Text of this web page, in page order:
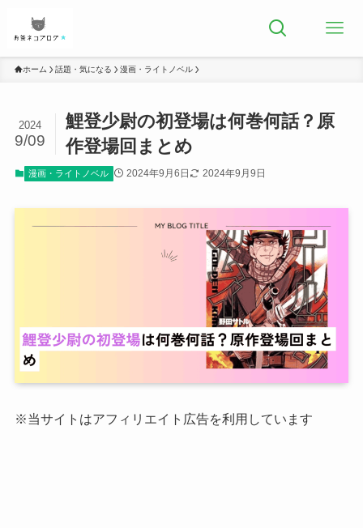
ホーム 話題・気になる 漫画・ライトノベル
鯉登少尉の初登場は何巻何話？原
作登場回まとめ
2024
9/09
漫画・ライトノベル 2024年9月6日 2024年9月9日
※当サイトはアフィリエイト広告を利用しています